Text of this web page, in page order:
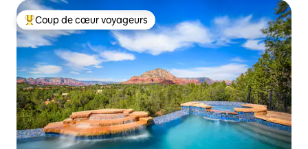
Coup de cœur voyageurs parmi les plus aimés
Coup de cœur voyageurs